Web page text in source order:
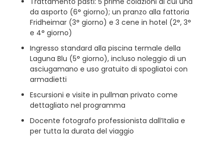
da asporto (6° giorno); un pranzo alla fattoria
Fridheimar (3° giorno) e 3 cene in hotel (2°, 3°
e 4° giorno)
Ingresso standard alla piscina termale della
Laguna Blu (5° giorno), incluso noleggio di un
asciugamano e uso gratuito di spogliatoi con
armadietti
Escursioni e visite in pullman privato come
dettagliato nel programma
Docente fotografo professionista dall’Italia e
per tutta la durata del viaggio